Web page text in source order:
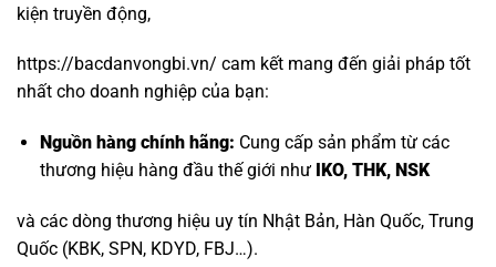
kiện truyền động,
https://bacdanvongbi.vn/ cam kết mang đến giải pháp tốt
nhất cho doanh nghiệp của bạn:
Nguồn hàng chính hãng: Cung cấp sản phẩm từ các
thương hiệu hàng đầu thế giới như IKO, THK, NSK
và các dòng thương hiệu uy tín Nhật Bản, Hàn Quốc, Trung
Quốc (KBK, SPN, KDYD, FBJ…).